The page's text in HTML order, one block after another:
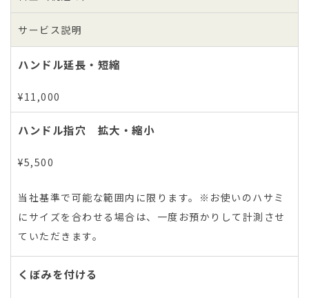
サービス説明
ハンドル延長・短縮
¥11,000
ハンドル指穴 拡大・縮小
¥5,500
当社基準で可能な範囲内に限ります。※お使いのハサミ
にサイズを合わせる場合は、一度お預かりして計測させ
ていただきます。
くぼみを付ける